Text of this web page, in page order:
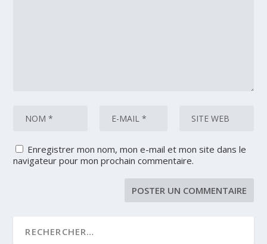
Enregistrer mon nom, mon e-mail et mon site dans le
navigateur pour mon prochain commentaire.